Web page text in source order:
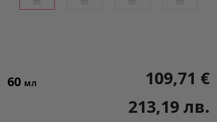
60 МЛ
109,71 €
213,19 лв.